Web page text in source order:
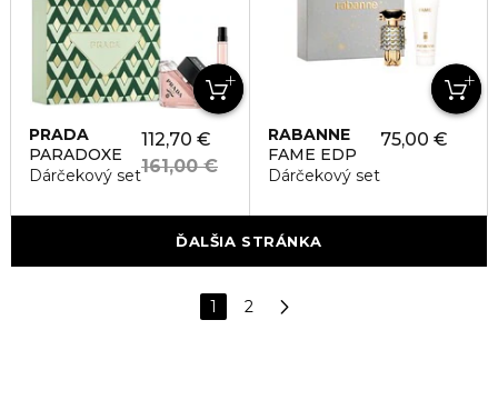
PRADA
PARADOXE
Dárčekový set
112,70 €
161,00 €
RABANNE
FAME EDP
Dárčekový set
75,00 €
ĎALŠIA STRÁNKA
1 2